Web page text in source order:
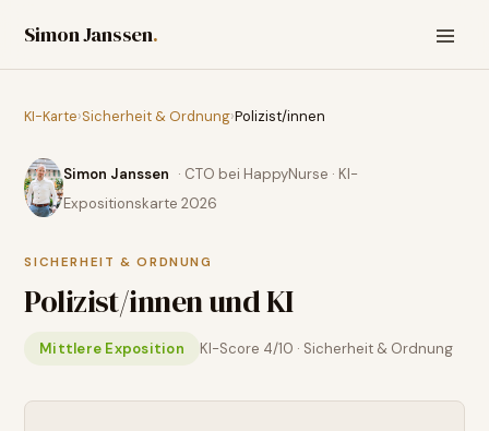
Simon Janssen.
KI-Karte›Sicherheit & Ordnung›Polizist/innen
Simon Janssen · CTO bei HappyNurse · KI-
Expositionskarte 2026
SICHERHEIT & ORDNUNG
Polizist/innenund KI
Mittlere Exposition KI-Score 4/10 · Sicherheit & Ordnung